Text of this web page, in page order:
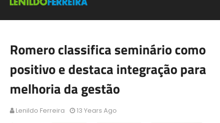
Romero classifica seminário como
positivo e destaca integração para
melhoria da gestão
Lenildo Ferreira 13 Years Ago